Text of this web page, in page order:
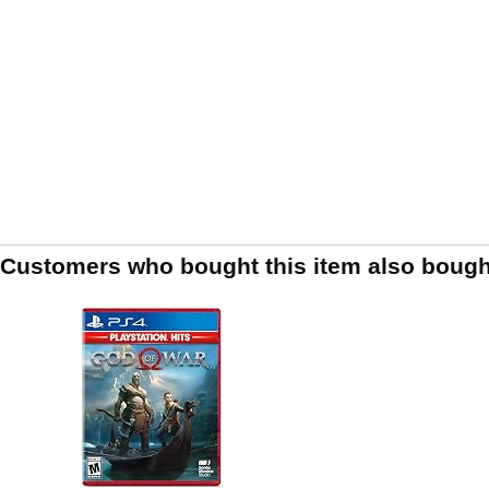
Customers who bought this item also